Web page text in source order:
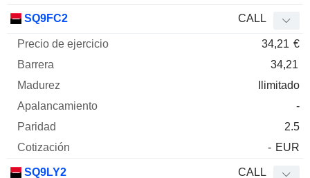
SQ9FC2 CALL
34,21 €
34,21
Ilimitado
-
2.5
- EUR
SQ9LY2 CALL